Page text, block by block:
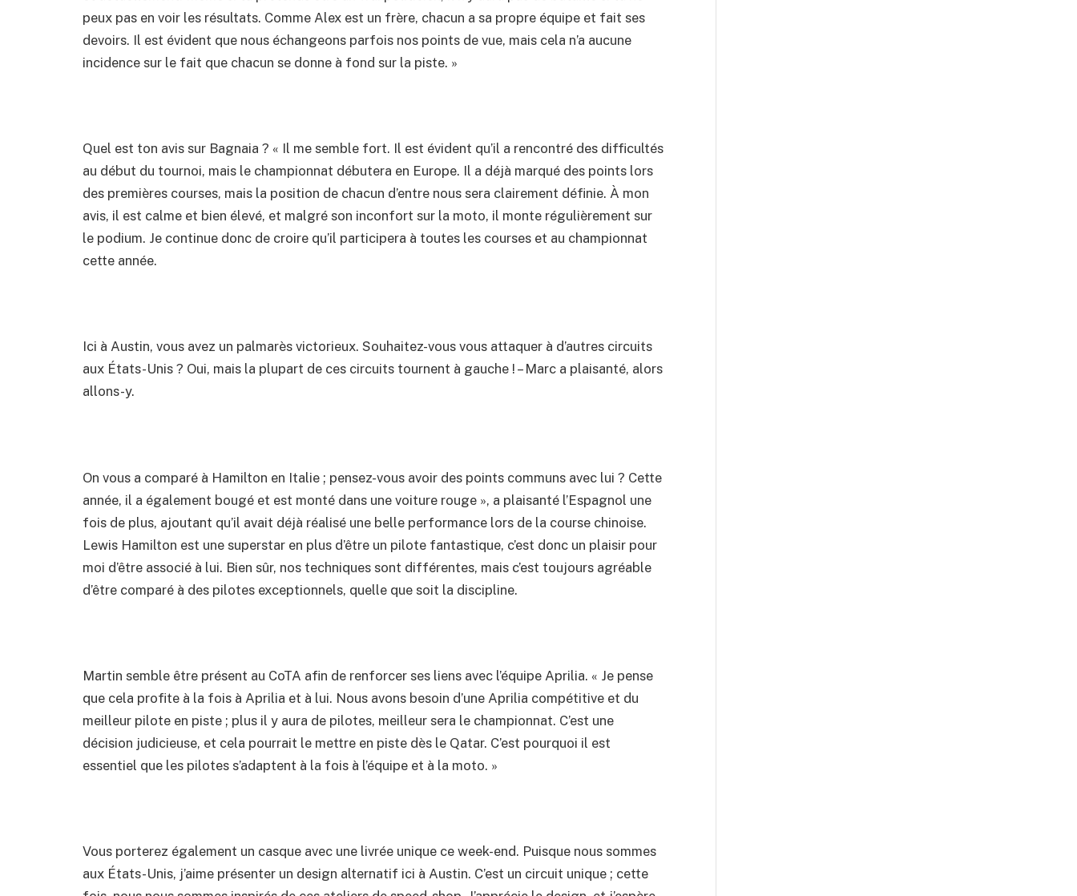
peux pas en voir les résultats. Comme Alex est un frère, chacun a sa propre équipe et fait ses
devoirs. Il est évident que nous échangeons parfois nos points de vue, mais cela n’a aucune
incidence sur le fait que chacun se donne à fond sur la piste. »
Quel est ton avis sur Bagnaia ? « Il me semble fort. Il est évident qu’il a rencontré des difficultés
au début du tournoi, mais le championnat débutera en Europe. Il a déjà marqué des points lors
des premières courses, mais la position de chacun d’entre nous sera clairement définie. À mon
avis, il est calme et bien élevé, et malgré son inconfort sur la moto, il monte régulièrement sur
le podium. Je continue donc de croire qu’il participera à toutes les courses et au championnat
cette année.
Ici à Austin, vous avez un palmarès victorieux. Souhaitez-vous vous attaquer à d’autres circuits
aux États-Unis ? Oui, mais la plupart de ces circuits tournent à gauche ! – Marc a plaisanté, alors
allons-y.
On vous a comparé à Hamilton en Italie ; pensez-vous avoir des points communs avec lui ? Cette
année, il a également bougé et est monté dans une voiture rouge », a plaisanté l’Espagnol une
fois de plus, ajoutant qu’il avait déjà réalisé une belle performance lors de la course chinoise.
Lewis Hamilton est une superstar en plus d’être un pilote fantastique, c’est donc un plaisir pour
moi d’être associé à lui. Bien sûr, nos techniques sont différentes, mais c’est toujours agréable
d’être comparé à des pilotes exceptionnels, quelle que soit la discipline.
Martin semble être présent au CoTA afin de renforcer ses liens avec l’équipe Aprilia. « Je pense
que cela profite à la fois à Aprilia et à lui. Nous avons besoin d’une Aprilia compétitive et du
meilleur pilote en piste ; plus il y aura de pilotes, meilleur sera le championnat. C’est une
décision judicieuse, et cela pourrait le mettre en piste dès le Qatar. C’est pourquoi il est
essentiel que les pilotes s’adaptent à la fois à l’équipe et à la moto. »
Vous porterez également un casque avec une livrée unique ce week-end. Puisque nous sommes
aux États-Unis, j’aime présenter un design alternatif ici à Austin. C’est un circuit unique ; cette